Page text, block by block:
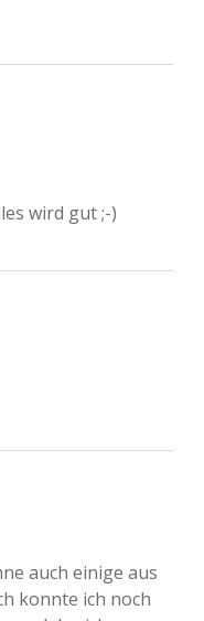
wird gut ;-)
auch einige aus
konnte ich noch